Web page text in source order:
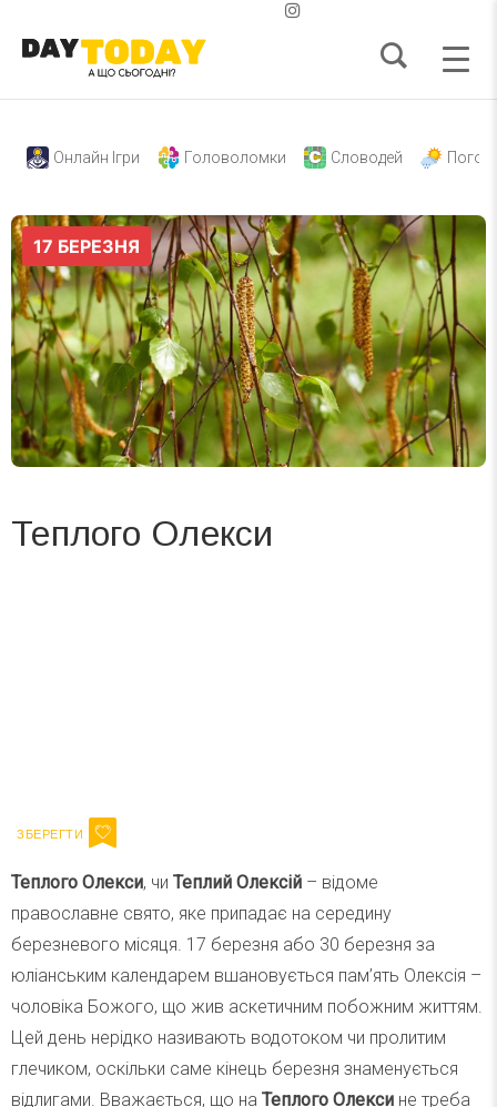
Онлайн Ігри Головоломки Словодей
Теплого Олекси
Теплого Олекси, чи Теплий Олексій – відоме
православне свято, яке припадає на середину
березневого місяця. 17 березня або 30 березня за
юліанським календарем вшановується пам’ять Олексія –
чоловіка Божого, що жив аскетичним побожним життям.
Цей день нерідко називають водотоком чи пролитим
глечиком, оскільки саме кінець березня знаменується
відлигами. Вважається, що на Теплого Олекси не треба